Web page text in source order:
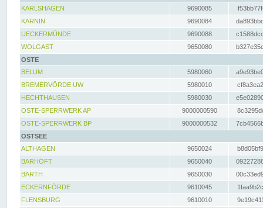
KARLSHAGEN
9690085
KARNIN
9690084
UECKERMÜNDE
9690088
WOLGAST
9650080
OSTE
BELUM
5980060
BREMERVÖRDE UW
5980010
HECHTHAUSEN
5980030
OSTE-SPERRWERK AP
9000000590
OSTE-SPERRWERK BP
9000000532
OSTSEE
ALTHAGEN
9650024
BARHÖFT
9650040
BARTH
9650030
ECKERNFÖRDE
9610045
FLENSBURG
9610010